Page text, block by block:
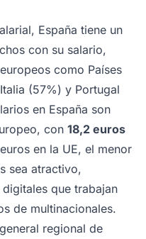
España tiene un
con su salario,
como Países
(57%) y Portugal
en España son
con 18,2 euros
en la UE, el menor
sea atractivo,
que trabajan
de multinacionales.
regional de